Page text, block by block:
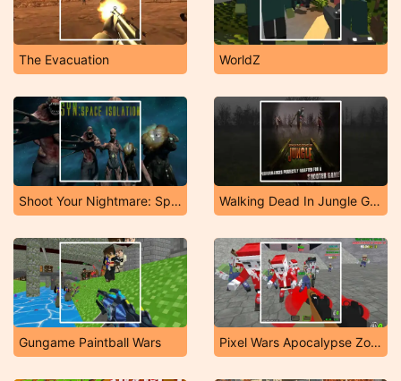
The Evacuation WorldZ
Shoot Your Nightmare: Space Isolation Walking Dead In Jungle Game
Gungame Paintball Wars Pixel Wars Apocalypse Zombie